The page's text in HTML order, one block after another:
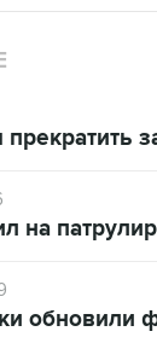
на
обновили